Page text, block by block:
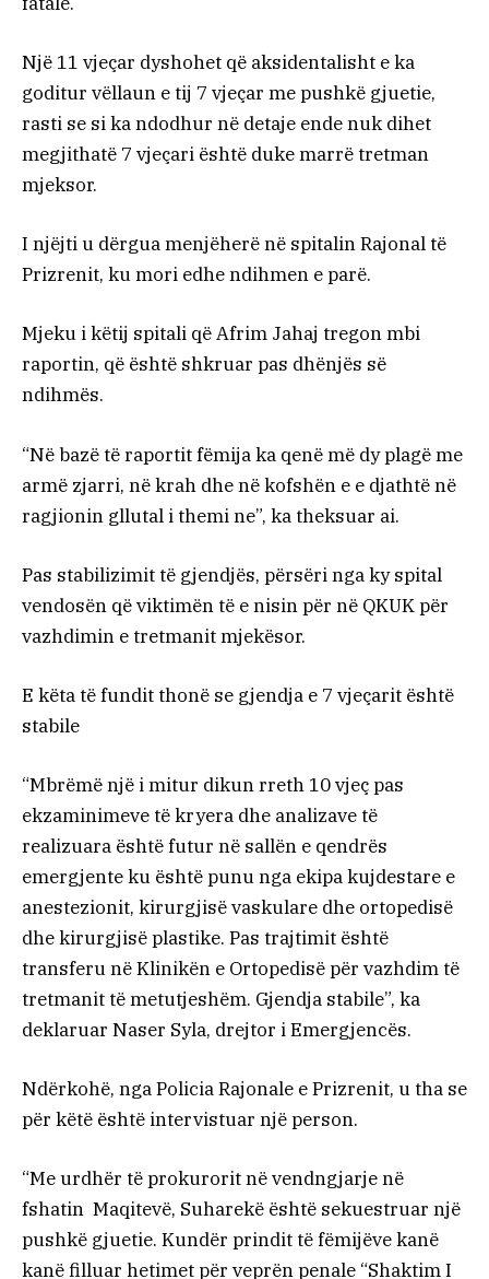
Një 11 vjeçar dyshohet që aksidentalisht e ka
goditur vëllaun e tij 7 vjeçar me pushkë gjuetie,
rasti se si ka ndodhur në detaje ende nuk dihet
megjithatë 7 vjeçari është duke marrë tretman
mjeksor.
I njëjti u dërgua menjëherë në spitalin Rajonal të
Prizrenit, ku mori edhe ndihmen e parë.
Mjeku i këtij spitali që Afrim Jahaj tregon mbi
raportin, që është shkruar pas dhënjës së
ndihmës.
“Në bazë të raportit fëmija ka qenë më dy plagë me
armë zjarri, në krah dhe në kofshën e e djathtë në
ragjionin gllutal i themi ne”, ka theksuar ai.
Pas stabilizimit të gjendjës, përsëri nga ky spital
vendosën që viktimën të e nisin për në QKUK për
vazhdimin e tretmanit mjekësor.
E këta të fundit thonë se gjendja e 7 vjeçarit është
stabile
“Mbrëmë një i mitur dikun rreth 10 vjeç pas
ekzaminimeve të kryera dhe analizave të
realizuara është futur në sallën e qendrës
emergjente ku është punu nga ekipa kujdestare e
anestezionit, kirurgjisë vaskulare dhe ortopedisë
dhe kirurgjisë plastike. Pas trajtimit është
transferu në Klinikën e Ortopedisë për vazhdim të
tretmanit të metutjeshëm. Gjendja stabile”, ka
deklaruar Naser Syla, drejtor i Emergjencës.
Ndërkohë, nga Policia Rajonale e Prizrenit, u tha se
për këtë është intervistuar një person.
“Me urdhër të prokurorit në vendngjarje në
fshatin Maqitevë, Suharekë është sekuestruar një
pushkë gjuetie. Kundër prindit të fëmijëve kanë
kanë filluar hetimet për veprën penale “Shaktim I